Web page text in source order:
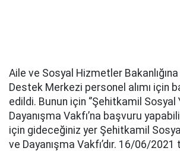
Aile ve Sosyal Hizmetler Bakanlığına
Destek Merkezi personel alımı için
edildi. Bunun için ‘’Şehitkamil
Dayanışma Vakfı’na başvuru
için gideceğiniz yer Şehitkamil
ve Dayanışma Vakfı’dır. 16/06/